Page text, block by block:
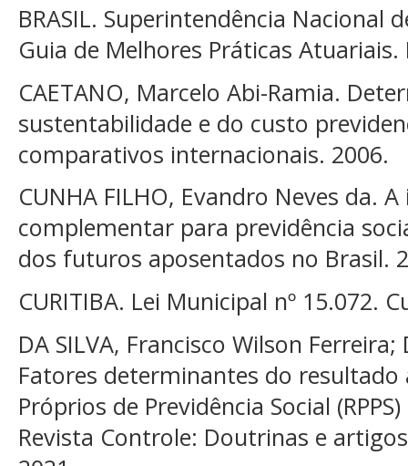
BRASIL. Superintendência Nacional
Guia de Melhores Práticas Atuariais.
CAETANO, Marcelo Abi-Ramia.
sustentabilidade e do custo
comparativos internacionais. 2006.
CUNHA FILHO, Evandro Neves da.
complementar para previdência
dos futuros aposentados no Brasil.
CURITIBA. Lei Municipal nº 15.072.
DA SILVA, Francisco Wilson
Fatores determinantes do resultado
Próprios de Previdência Social
Revista Controle: Doutrinas e